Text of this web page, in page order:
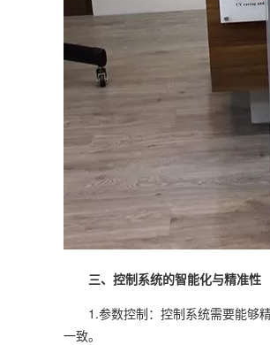
三、控制系统的智能化与精准性
1.参数控制：控制系统需要能够精
一致。